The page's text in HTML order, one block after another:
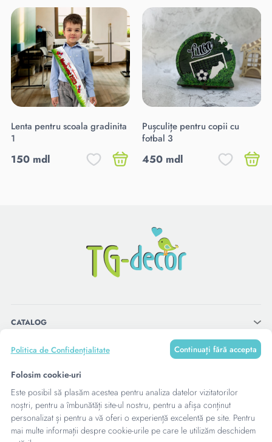
Lenta pentru scoala gradinita
1
150 mdl
Pușculițe pentru copii cu
fotbal 3
450 mdl
CATALOG
CONTACTE
Politica de Confidențialitate Continuați fără accepta
Folosim cookie-uri
Este posibil să plasăm acestea pentru analiza datelor vizitatorilor
noștri, pentru a îmbunătăți site-ul nostru, pentru a afișa conținut
personalizat și pentru a vă oferi o experiență excelentă pe site. Pentru
mai multe informații despre cookie-urile pe care le utilizăm deschidem